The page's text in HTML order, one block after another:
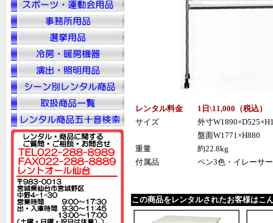
レンタル料金
1日\11,000（税込）
サイズ
外寸
盤面W1771×H880
重量
約22.8kg
付属品
ペン3色・イレーサ
この商品をレンタルされたお客様はこ